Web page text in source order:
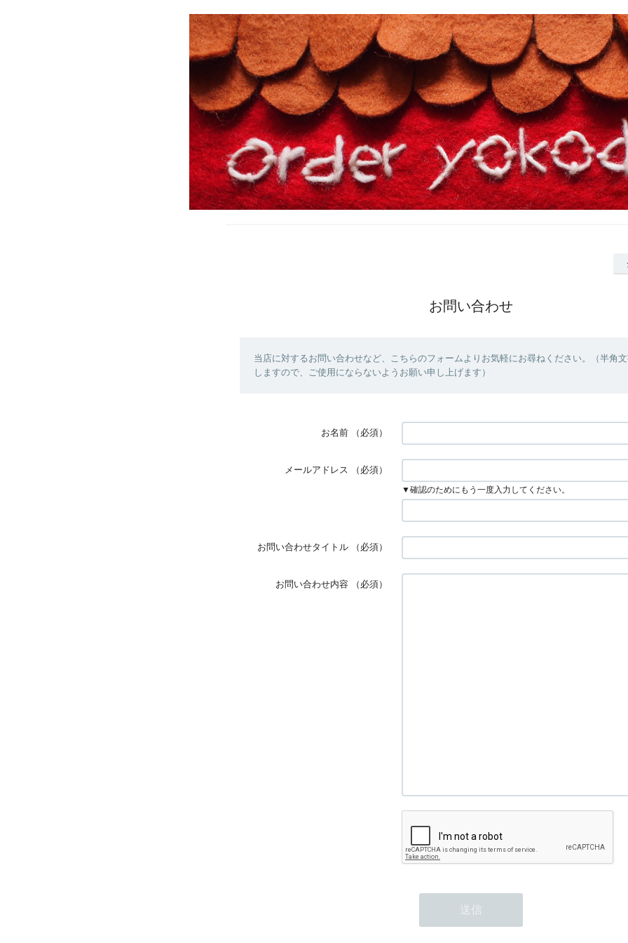
お問い合わせ
当店に対するお問い合わせなど、こちらのフォームよりお気軽にお尋ねください。（半角
しますので、ご使用にならないようお願い申し上げます）
お名前 （必須）
メールアドレス （必須）
▼確認のためにもう一度入力してください。
お問い合わせタイトル （必須）
お問い合わせ内容 （必須）